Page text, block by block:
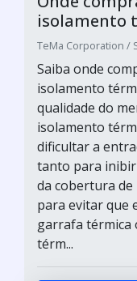
isolamento
TeMa Corporation /
Saiba onde
isolamento
qualidade do
isolamento
dificultar a
tanto para
da cobertura
para evitar que
garrafa térmica
térm...